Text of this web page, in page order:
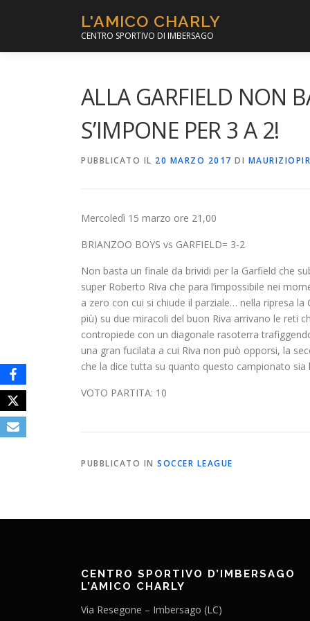
L'AMICO CHARLY
CENTRO SPORTIVO DI IMBERSAGO
ALLA GARFIELD NON
S’IMPONE PER 3 A 2!
PUBBLICATO IL 20 MARZO 2017 DI
Mercoledì 15 marzo ore 21,00
BRIANZOO BOYS vs GARFIELD= 3-2
Non basta un finale da brividi per la Garfield che
super Roberto Riva che para l’impossibile nei
a zero con cui si chiude il parziale… nella ripresa
più) su due miracoli del buon Riva arrivano le reti
contropiede con un diagonale rasoterra
una gran fucilata a cui Riva non può opporsi, la
che la dice tutta su quanto questo campionato
VOTO PARTITA: 10
PUBBLICATO IN SOCCER LEAGUE
CENTRO SPORTIVO D’IMBERSAGO
L’AMICO CHARLY
Via Resegone – Imbersago (LC)